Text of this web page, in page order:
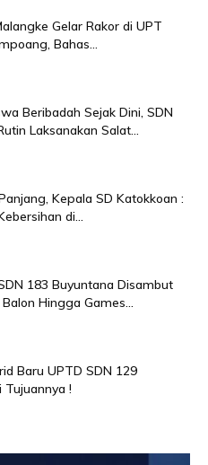
Gelar Rakor di UPT
Bahas...
Beribadah Sejak Dini, SDN
Laksanakan Salat...
Kepala SD Katokkoan :
di...
183 Buyuntana Disambut
Hingga Games...
Baru UPTD SDN 129
Tujuannya !